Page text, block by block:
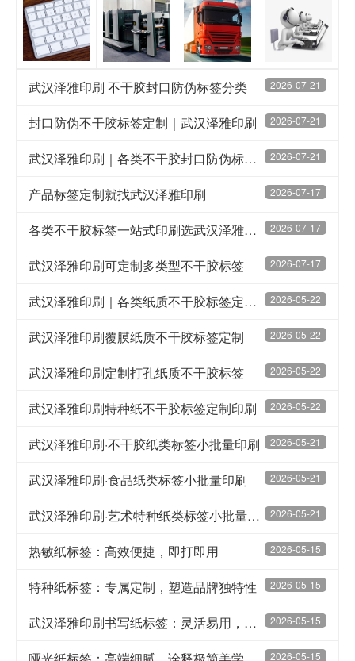
2026-07-21
武汉泽雅印刷 不干胶封口防伪标签分类
2026-07-21
封口防伪不干胶标签定制｜武汉泽雅印刷
2026-07-21
武汉泽雅印刷｜各类不干胶封口防伪标签种类大全
2026-07-17
产品标签定制就找武汉泽雅印刷
2026-07-17
各类不干胶标签一站式印刷选武汉泽雅印刷
2026-07-17
武汉泽雅印刷可定制多类型不干胶标签
2026-05-22
武汉泽雅印刷｜各类纸质不干胶标签定制印刷
2026-05-22
武汉泽雅印刷覆膜纸质不干胶标签定制
2026-05-22
武汉泽雅印刷定制打孔纸质不干胶标签
2026-05-22
武汉泽雅印刷特种纸不干胶标签定制印刷
2026-05-21
武汉泽雅印刷·不干胶纸类标签小批量印刷
2026-05-21
武汉泽雅印刷·食品纸类标签小批量印刷
2026-05-21
武汉泽雅印刷·艺术特种纸类标签小批量印刷
2026-05-15
热敏纸标签：高效便捷，即打即用
2026-05-15
特种纸标签：专属定制，塑造品牌独特性
2026-05-15
武汉泽雅印刷书写纸标签：灵活易用，随心标注不留痕
2026-05-15